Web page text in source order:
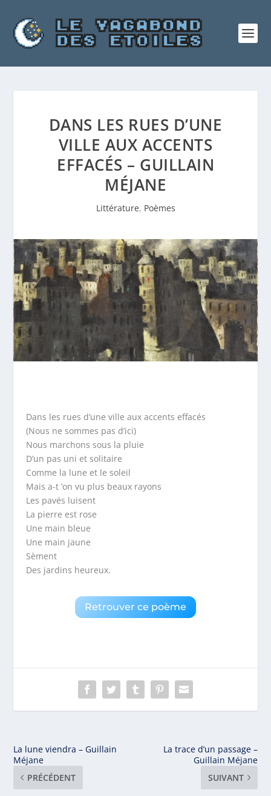
DANS LES RUES D’UNE
VILLE AUX ACCENTS
EFFACÉS – GUILLAIN
MÉJANE
Littérature, Poèmes
Dans les rues d’une ville aux accents effacés
(Nous ne sommes pas d’ici)
Nous marchons sous la pluie
D’un pas uni et solitaire
Comme la lune et le soleil
Mais a-t ’on vu plus beaux rayons
Les pavés luisent
La pierre est rose
Une main bleue
Une main jaune
Sèment
Des jardins heureux.
Retrouver ce poème
La lune viendra – Guillain
Méjane
PRÉCÉDENT
La trace d’un passage –
Guillain Méjane
SUIVANT